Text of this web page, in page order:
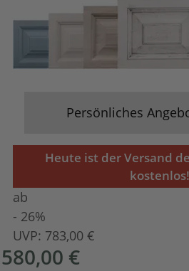
Persönliches
Heute ist der Versand
kostenlos!
ab
- 26%
UVP: 783,00 €
580,00 €